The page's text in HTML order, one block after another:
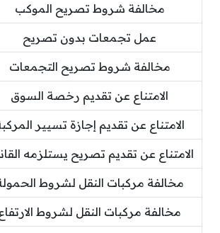
مخالفة شروط تصريح الموكب
عمل تجمعات بدون تصريح
مخالفة شروط تصريح التجمعات
الامتناع عن تقديم رخصة السوق
الامتناع عن تقديم إجازة تسيير
الامتناع عن تقديم تصريح يستلزمه
مخالفة مركبات النقل لشروط
مخالفة مركبات النقل لشروط الارتفاع